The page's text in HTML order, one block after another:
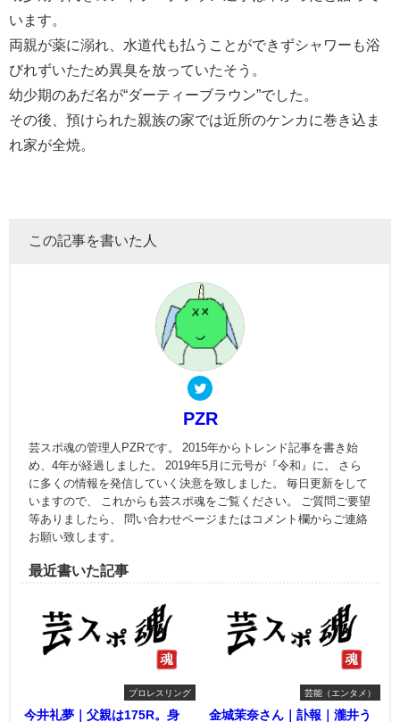
います。
両親が薬に溺れ、水道代も払うことができずシャワーも浴
びれずいたため異臭を放っていたそう。
幼少期のあだ名が“ダーティーブラウン”でした。
その後、預けられた親族の家では近所のケンカに巻き込ま
れ家が全焼。
この記事を書いた人
PZR
芸スポ魂の管理人PZRです。 2015年からトレンド記事を書き始
め、4年が経過しました。 2019年5月に元号が『令和』に。 さら
に多くの情報を発信していく決意を致しました。 毎日更新をして
いますので、 これからも芸スポ魂をご覧ください。 ご質問ご要望
等ありましたら、 問い合わせページまたはコメント欄からご連絡
お願い致します。
最近書いた記事
プロレスリング
今井礼夢｜父親は175R。身
芸能（エンタメ）
金城茉奈さん｜訃報｜瀧井う